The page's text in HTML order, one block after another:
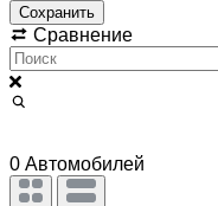
Сохранить
Сравнение
0 Автомобилей